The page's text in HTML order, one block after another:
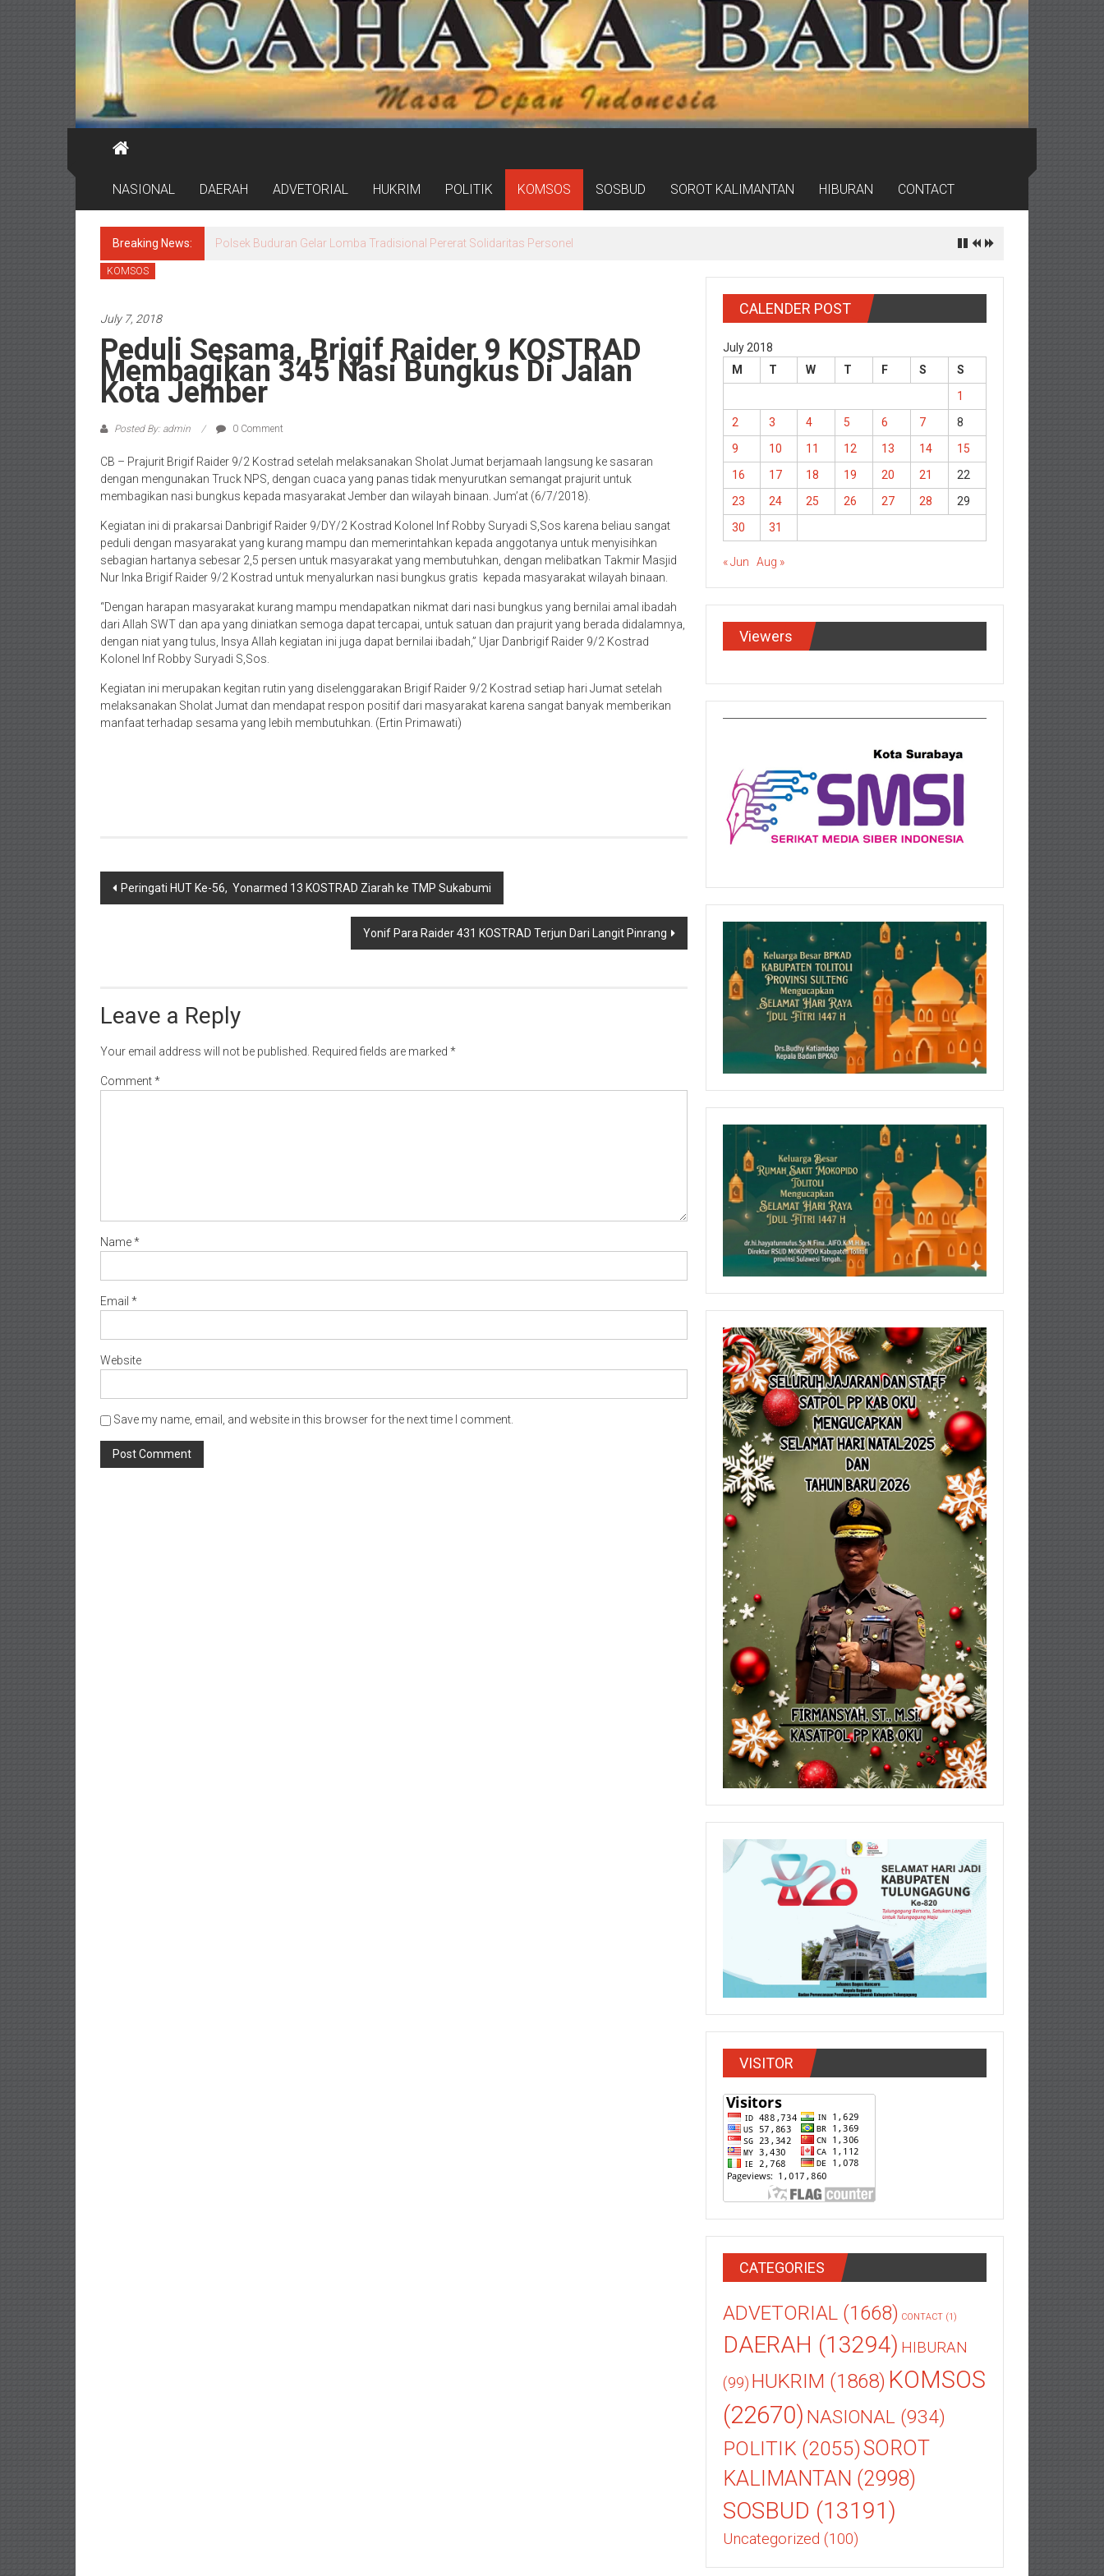
NASIONAL DAERAH ADVETORIAL HUKRIM POLITIK KOMSOS SOSBUD SOROT KALIMANTAN HIBURAN CONTACT
Breaking News: Satpol PP Ungkap Dugaan Modus Pencurian Kursi Fasum Pemkot Surabaya Pakai Ambulans
KOMSOS
July 7, 2018
Peduli Sesama, Brigif Raider 9 KOSTRAD
Membagikan 345 Nasi Bungkus Di Jalan
Kota Jember
Posted By: admin 0 Comment
CB – Prajurit Brigif Raider 9/2 Kostrad setelah melaksanakan Sholat Jumat berjamaah langsung ke sasaran
dengan mengunakan Truck NPS, dengan cuaca yang panas tidak menyurutkan semangat prajurit untuk
membagikan nasi bungkus kepada masyarakat Jember dan wilayah binaan. Jum’at (6/7/2018).
Kegiatan ini di prakarsai Danbrigif Raider 9/DY/2 Kostrad Kolonel Inf Robby Suryadi S,Sos karena beliau sangat
peduli dengan masyarakat yang kurang mampu dan memerintahkan kepada anggotanya untuk menyisihkan
sebagian hartanya sebesar 2,5 persen untuk masyarakat yang membutuhkan, dengan melibatkan Takmir Masjid
Nur Inka Brigif Raider 9/2 Kostrad untuk menyalurkan nasi bungkus gratis kepada masyarakat wilayah binaan.
“Dengan harapan masyarakat kurang mampu mendapatkan nikmat dari nasi bungkus yang bernilai amal ibadah
dari Allah SWT dan apa yang diniatkan semoga dapat tercapai, untuk satuan dan prajurit yang berada didalamnya,
dengan niat yang tulus, Insya Allah kegiatan ini juga dapat bernilai ibadah,” Ujar Danbrigif Raider 9/2 Kostrad
Kolonel Inf Robby Suryadi S,Sos.
Kegiatan ini merupakan kegitan rutin yang diselenggarakan Brigif Raider 9/2 Kostrad setiap hari Jumat setelah
melaksanakan Sholat Jumat dan mendapat respon positif dari masyarakat karena sangat banyak memberikan
manfaat terhadap sesama yang lebih membutuhkan. (Ertin Primawati)
Post
Peringati HUT Ke-56, Yonarmed 13 KOSTRAD Ziarah ke TMP Sukabumi
Yonif Para Raider 431 KOSTRAD Terjun Dari Langit Pinrang
Leave a Reply
Your email address will not be published. Required fields are marked *
Comment*
Name*
Email *
Website
Save my name, email, and website in this browser for the next time I comment.
CALENDER POST
July 2018
M
T W T F S
S
1
2
3 4 5 6 7
8
9
10 11 12 13 14
15
16
17 18 19 20 21
22
23
24 25 26 27 28
29
30
31
« Jun Aug »
Viewers
VISITOR
CATEGORIES
ADVETORIAL (1668) CONTACT (1)
DAERAH (13294) HIBURAN
(99) HUKRIM (1868) KOMSOS
(22670) NASIONAL (934)
POLITIK (2055)SOROT
KALIMANTAN (2998)
SOSBUD (13191)
Uncategorized (100)